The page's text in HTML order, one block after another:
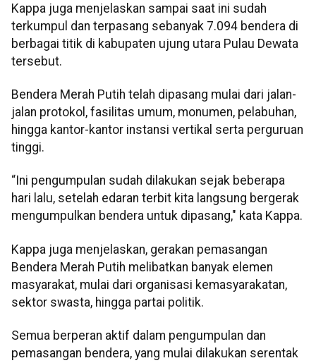
Kappa juga menjelaskan sampai saat ini sudah
terkumpul dan terpasang sebanyak 7.094 bendera di
berbagai titik di kabupaten ujung utara Pulau Dewata
tersebut.
Bendera Merah Putih telah dipasang mulai dari jalan-
jalan protokol, fasilitas umum, monumen, pelabuhan,
hingga kantor-kantor instansi vertikal serta perguruan
tinggi.
“Ini pengumpulan sudah dilakukan sejak beberapa
hari lalu, setelah edaran terbit kita langsung bergerak
mengumpulkan bendera untuk dipasang," kata Kappa.
Kappa juga menjelaskan, gerakan pemasangan
Bendera Merah Putih melibatkan banyak elemen
masyarakat, mulai dari organisasi kemasyarakatan,
sektor swasta, hingga partai politik.
Semua berperan aktif dalam pengumpulan dan
pemasangan bendera, yang mulai dilakukan serentak